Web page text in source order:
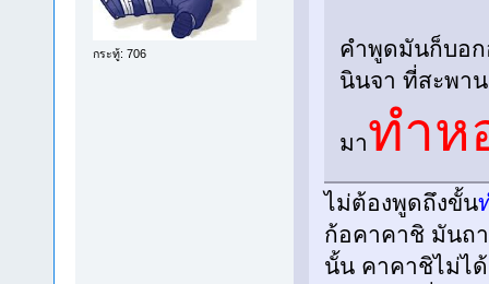
กระทู้: 706
คำพูดมันก็บอก
นินจา ที่สะพา
มาทำห
ไม่ต้องพูดถึงขั้น
ก้อคาคาชิ มันถ
นั้น คาคาชิไม่ไ